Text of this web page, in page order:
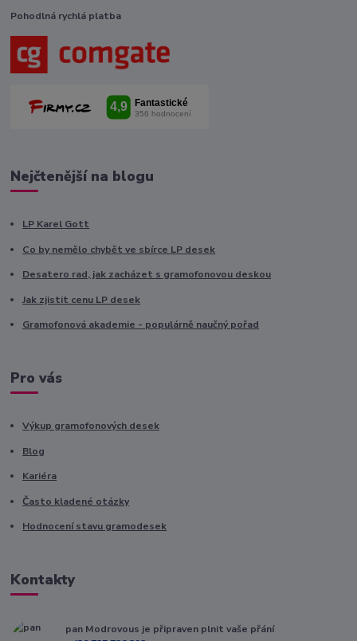
Pohodlná rychlá platba
Nejčtenější na blogu
LP Karel Gott
Co by nemělo chybět ve sbírce LP desek
Desatero rad, jak zacházet s gramofonovou deskou
Jak zjistit cenu LP desek
Gramofonová akademie - populárně naučný pořad
Pro vás
Výkup gramofonových desek
Blog
Kariéra
Často kladené otázky
Hodnocení stavu gramodesek
Kontakty
pan Modrovous je připraven plnit vaše přání